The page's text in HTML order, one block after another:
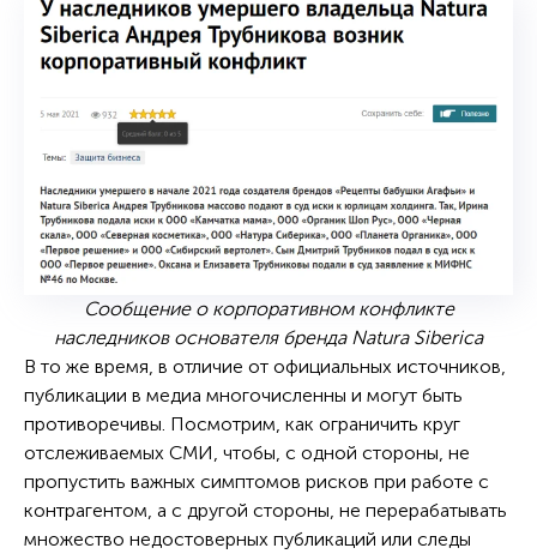
Сообщение о корпоративном конфликте
наследников основателя бренда Natura Siberica
В то же время, в отличие от официальных источников,
публикации в медиа многочисленны и могут быть
противоречивы. Посмотрим, как ограничить круг
отслеживаемых СМИ, чтобы, с одной стороны, не
пропустить важных симптомов рисков при работе с
контрагентом, а с другой стороны, не перерабатывать
множество недостоверных публикаций или следы